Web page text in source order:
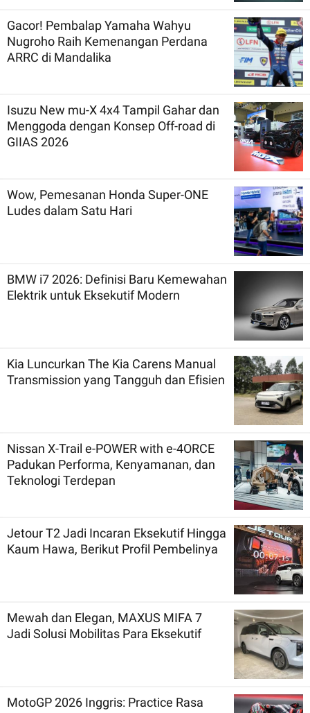
Gacor! Pembalap Yamaha Wahyu
Nugroho Raih Kemenangan Perdana
ARRC di Mandalika
Isuzu New mu-X 4x4 Tampil Gahar dan
Menggoda dengan Konsep Off-road di
GIIAS 2026
Wow, Pemesanan Honda Super-ONE
Ludes dalam Satu Hari
BMW i7 2026: Definisi Baru Kemewahan
Elektrik untuk Eksekutif Modern
Kia Luncurkan The Kia Carens Manual
Transmission yang Tangguh dan Efisien
Nissan X-Trail e-POWER with e-4ORCE
Padukan Performa, Kenyamanan, dan
Teknologi Terdepan
Jetour T2 Jadi Incaran Eksekutif Hingga
Kaum Hawa, Berikut Profil Pembelinya
Mewah dan Elegan, MAXUS MIFA 7
Jadi Solusi Mobilitas Para Eksekutif
MotoGP 2026 Inggris: Practice Rasa